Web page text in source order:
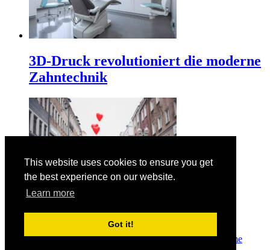
This website uses cookies to ensure you get
the best experience on our website.
Learn more
Got it!
3D-Druck revolutioniert die moderne
Zahntechnik
Der Valentinstag am 14. Februar
© Copyright 2026Manuelas bunte Welt· Designed byTheme